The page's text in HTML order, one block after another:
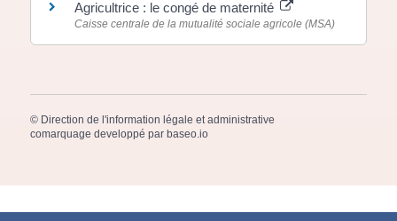
Agricultrice : le congé de maternité
Caisse centrale de la mutualité sociale agricole (MSA)
© Direction de l'information légale et administrative
comarquage developpé par baseo.io